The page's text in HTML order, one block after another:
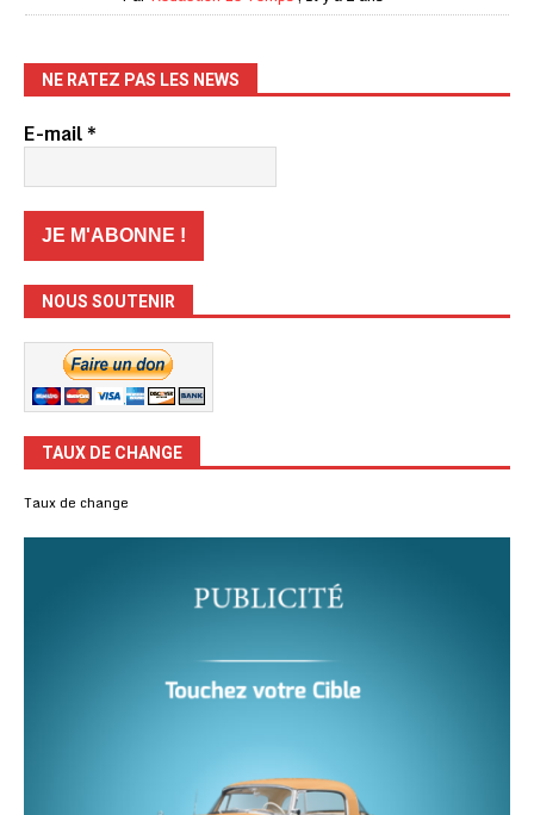
NE RATEZ PAS LES NEWS
E-mail*
NOUS SOUTENIR
TAUX DE CHANGE
Taux de change